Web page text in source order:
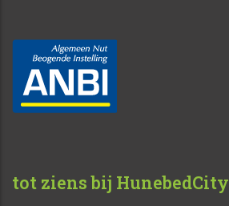
tot ziens bij HunebedCity